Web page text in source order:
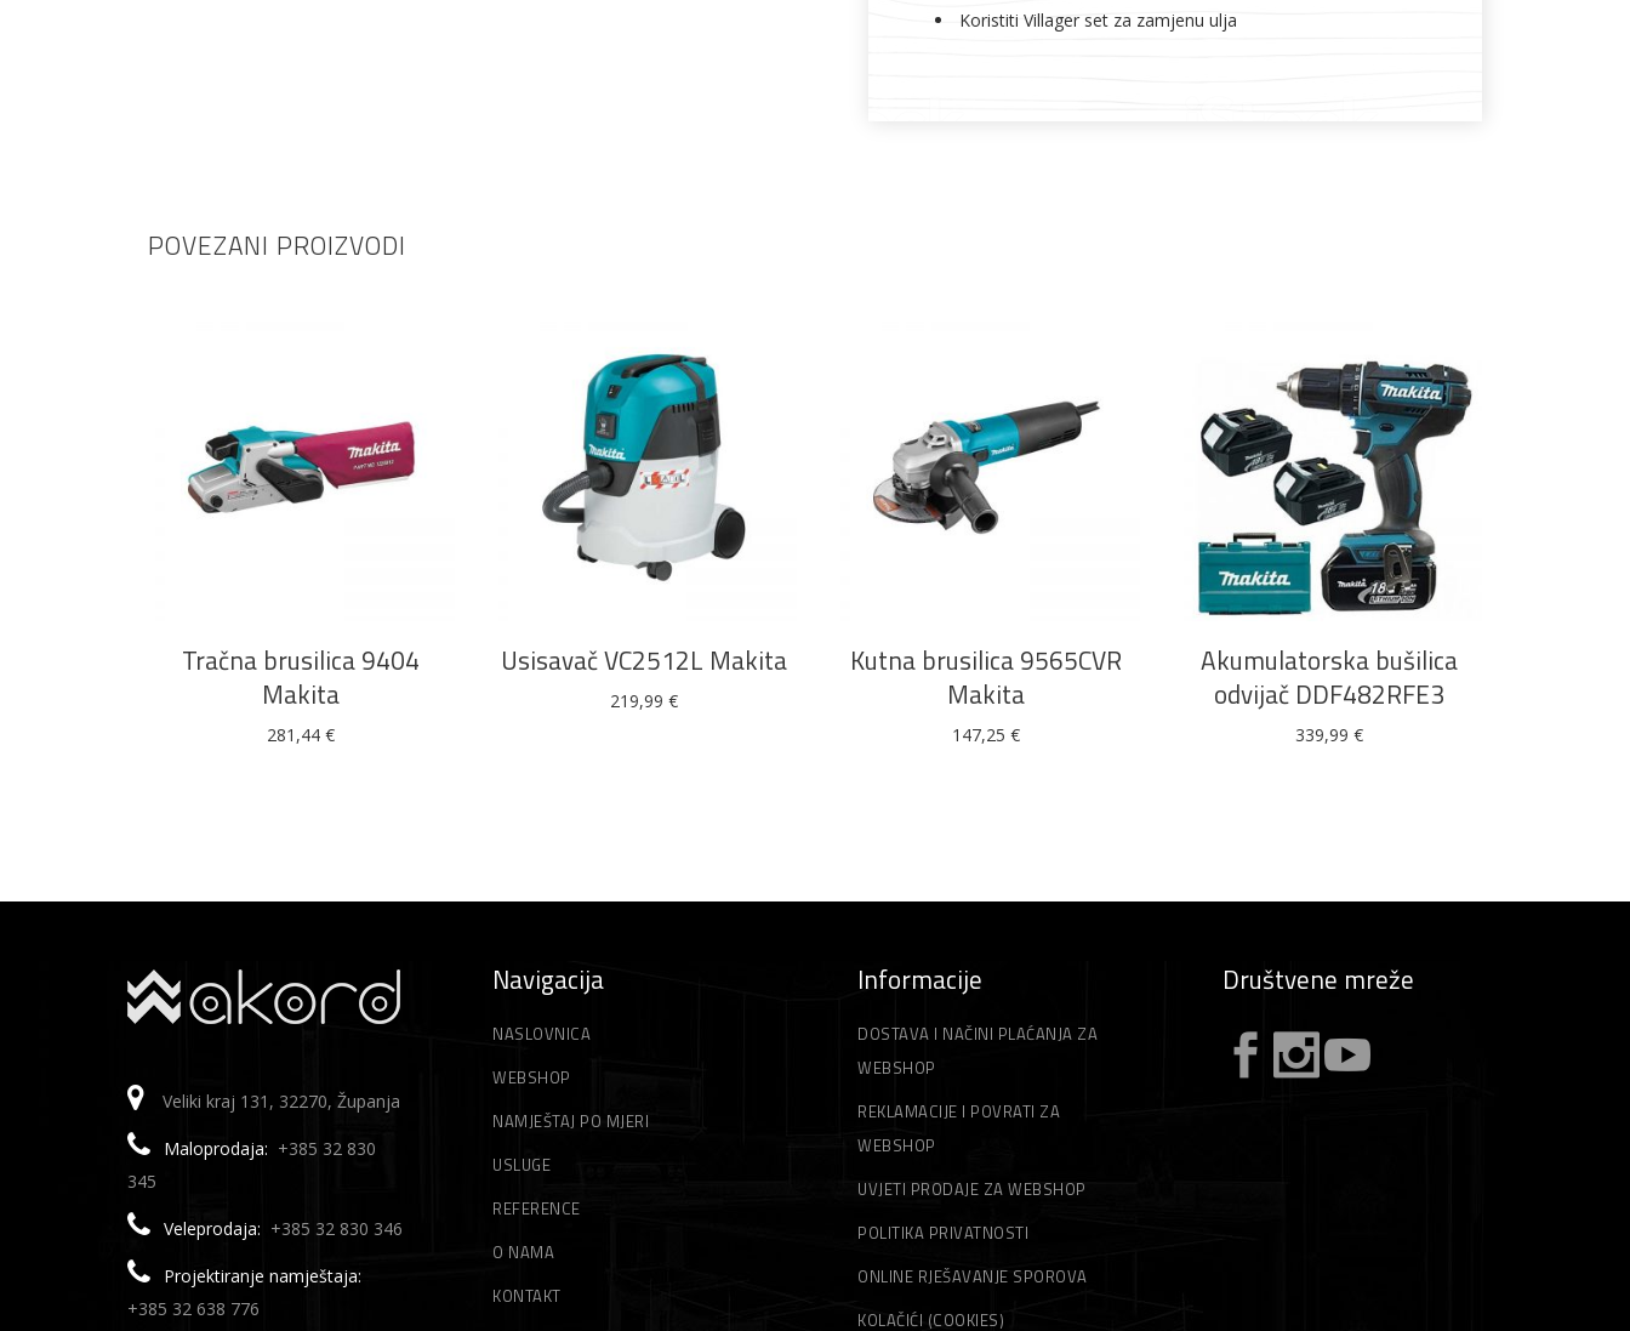
Koristiti Villager set za zamjenu ulja
POVEZANI PROIZVODI
Tračna brusilica 9404
Makita
281,44€
DODAJ U KOŠARICU
Usisavač VC2512L Makita
219,99 €
Kutna brusilica 9565CVR
Makita
147,25€
DODAJ U KOŠARICU
Akumulatorska bušilica
odvijač DDF482RFE3
339,99 €
Veliki kraj 131, 32270, Županja
Maloprodaja: +385 32 830
345
Veleprodaja: +385 32 830 346
Projektiranje namještaja:
+385 32 638 776
Navigacija
NASLOVNICA
WEBSHOP
NAMJEŠTAJ PO MJERI
USLUGE
REFERENCE
O NAMA
KONTAKT
Informacije
DOSTAVA I NAČINI PLAĆANJA ZA
WEBSHOP
REKLAMACIJE I POVRATI ZA
WEBSHOP
UVJETI PRODAJE ZA WEBSHOP
POLITIKA PRIVATNOSTI
ONLINE RJEŠAVANJE SPOROVA
KOLAČIĆI (COOKIES)
Društvene mreže